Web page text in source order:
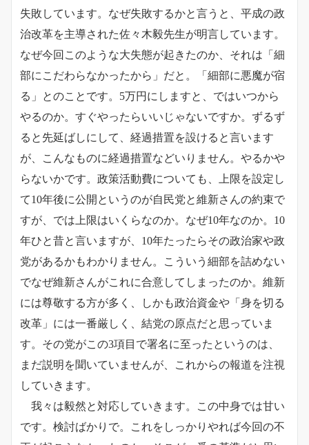
失敗しています。なぜ失敗するかと言うと、平成の政
治改革を主導された佐々木毅先生が明言しています。
なぜ今回このような大失態が起きたのか、それは「細
部にこだわらなかったから」だと。「細部に悪魔が宿
る」とのことです。5万円にしますと、ではいつから
やるのか。すぐやったらいいじゃないですか。ずるず
ると先延ばしにして、経過措置を設けると言います
が、こんなものに経過措置などいりません。やるかや
らないかです。政策活動費についても、上限を設定し
て10年後に公開というのが自民党と維新さんの約束で
すが、では上限はいくらなのか。なぜ10年なのか。10
年ひと昔と言いますが、10年たったらその政治家や政
党があるかもわかりません。こういう細部を詰めない
でなぜ維新さんがこれに合意してしまったのか。維新
には尊敬する方が多く、しかも政治資金や「身を切る
改革」には一番厳しく、結党の原点だと思っていま
す。その党がこの3項目で署名に至ったというのは、
まだ説明を聞いていませんが、これからの報道を注視
していきます。
我々は毅然と対応していきます。この中身では甘い
です。検討ばかりで。これをしっかりやれば今回の不